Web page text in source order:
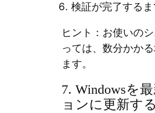
検証が完了する
ヒント：お使いの
っては、数分かか
ます。
7. Windowsを
ョンに更新する